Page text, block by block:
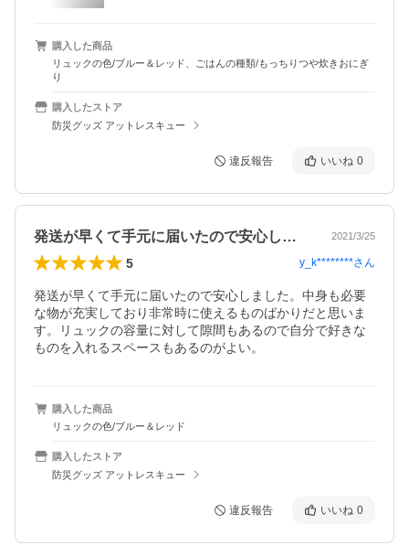
購入した商品
リュックの色/ブルー＆レッド、ごはんの種類/もっちりつや炊きおにぎ
り
購入したストア
防災グッズ アットレスキュー
違反報告 いいね 0
発送が早くて手元に届いたので安心しまし… 2021/3/25
5 y_k********さん
発送が早くて手元に届いたので安心しました。中身も必要
な物が充実しており非常時に使えるものばかりだと思いま
す。リュックの容量に対して隙間もあるので自分で好きな
ものを入れるスペースもあるのがよい。
購入した商品
リュックの色/ブルー＆レッド
購入したストア
防災グッズ アットレスキュー
違反報告 いいね 0